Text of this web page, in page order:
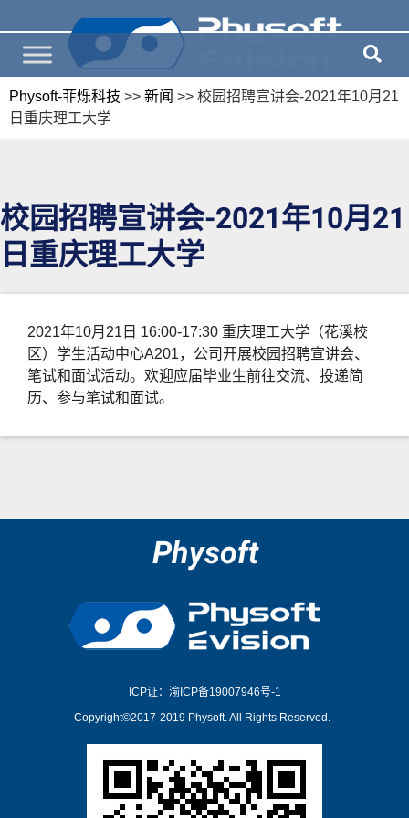
Physoft-菲烁科技 >> 新闻 >> 校园招聘宣讲会-2021年10月21
日重庆理工大学
校园招聘宣讲会-2021年10月21
日重庆理工大学
2021年10月21日 16:00-17:30 重庆理工大学（花溪校
区）学生活动中心A201，公司开展校园招聘宣讲会、
笔试和面试活动。欢迎应届毕业生前往交流、投递简
历、参与笔试和面试。
Physoft
ICP证：渝ICP备19007946号-1
Copyright©2017-2019 Physoft. All Rights Reserved.